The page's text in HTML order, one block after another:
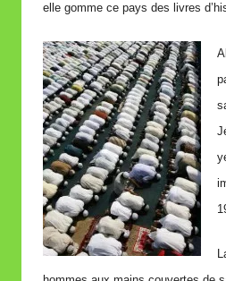
elle gomme ce pays des livres